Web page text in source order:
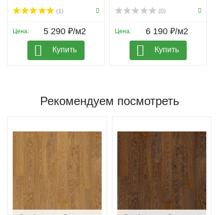
(1)
Цена: 5 290 ₽/м2
Купить
(0)
Цена: 6 190 ₽/м2
Купить
Рекомендуем посмотреть